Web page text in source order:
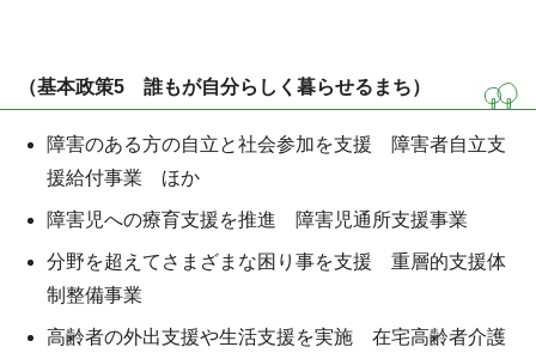
（基本政策5 誰もが自分らしく暮らせるまち）
障害のある方の自立と社会参加を支援 障害者自立支
援給付事業 ほか
障害児への療育支援を推進 障害児通所支援事業
分野を超えてさまざまな困り事を支援 重層的支援体
制整備事業
高齢者の外出支援や生活支援を実施 在宅高齢者介護